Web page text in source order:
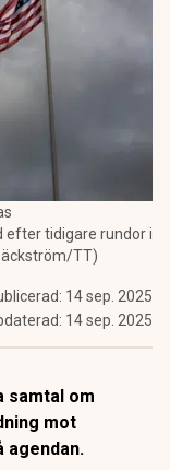
efter tidigare rundor i
TT)
14 sep. 2025
14 sep. 2025
samtal om
mot
agendan.